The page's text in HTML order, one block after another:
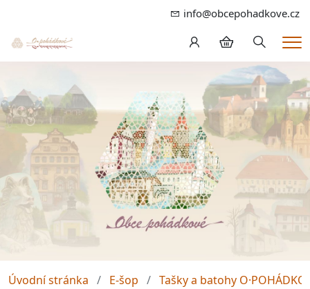
info@obcepohadkove.cz
Hledání
Úvodní stránka E-šop Tašky a batohy